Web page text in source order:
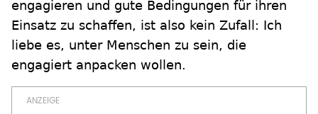
engagieren und gute Bedingungen für ihren
Einsatz zu schaffen, ist also kein Zufall: Ich
liebe es, unter Menschen zu sein, die
engagiert anpacken wollen.